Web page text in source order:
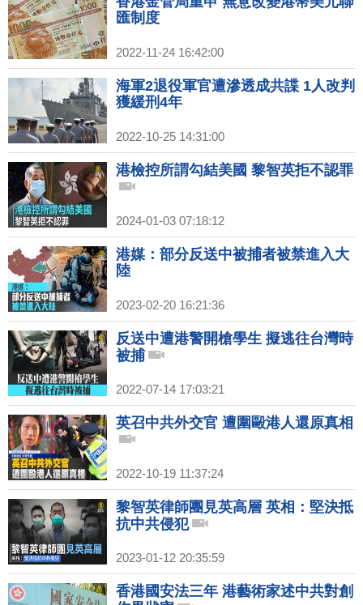
匯制度
2022-11-24 16:42:00
海軍2退役軍官遭滲透成共諜 1人改判
獲緩刑4年
2022-10-25 14:31:00
港檢控所謂勾結美國 黎智英拒不認罪
2024-01-03 07:18:12
港媒：部分反送中被捕者被禁進入大
陸
2023-02-20 16:21:36
反送中遭港警開槍學生 擬逃往台灣時
被捕
2022-07-14 17:03:21
英召中共外交官 遭圍毆港人還原真相
2022-10-19 11:37:24
黎智英律師團見英高層 英相：堅決抵
抗中共侵犯
2023-01-12 20:35:59
香港國安法三年 港藝術家述中共對創